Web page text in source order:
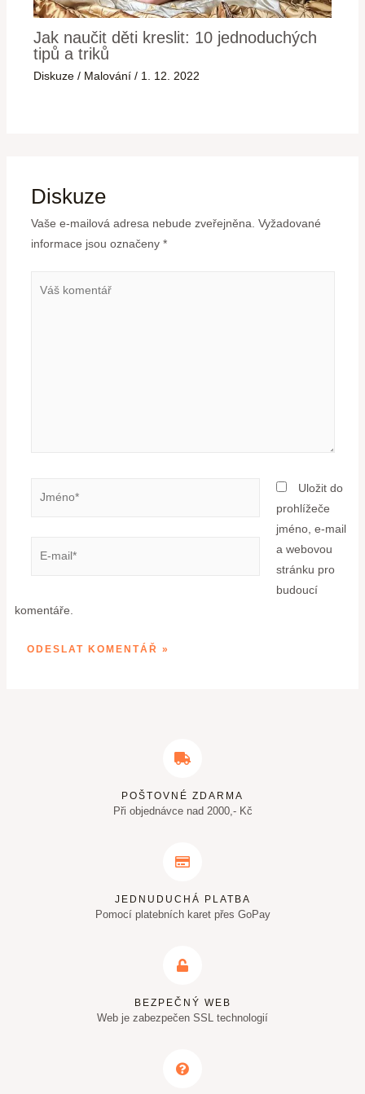
Jak naučit děti kreslit: 10 jednoduchých
tipů a triků
Diskuze / Malování / 1. 12. 2022
Diskuze
Vaše e-mailová adresa nebude zveřejněna. Vyžadované
informace jsou označeny *
Uložit do
prohlížeče
jméno, e-mail
a webovou
stránku pro
budoucí
komentáře.
POŠTOVNÉ ZDARMA
Při objednávce nad 2000,- Kč
JEDNUDUCHÁ PLATBA
Pomocí platebních karet přes GoPay
BEZPEČNÝ WEB
Web je zabezpečen SSL technologií